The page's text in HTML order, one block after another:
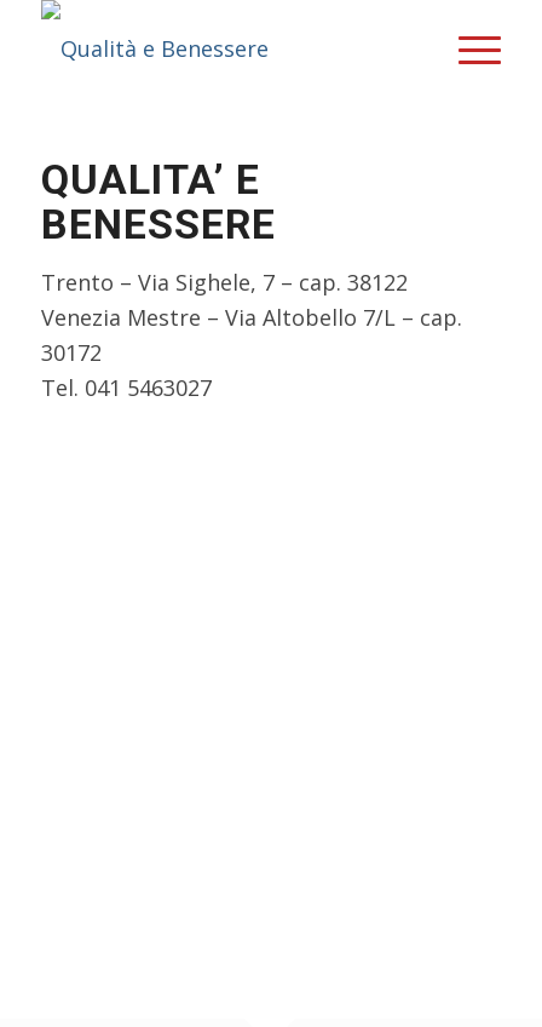
QUALITA’ E
BENESSERE
Trento – Via Sighele, 7 – cap. 38122
Venezia Mestre – Via Altobello 7/L – cap.
30172
Tel. 041 5463027